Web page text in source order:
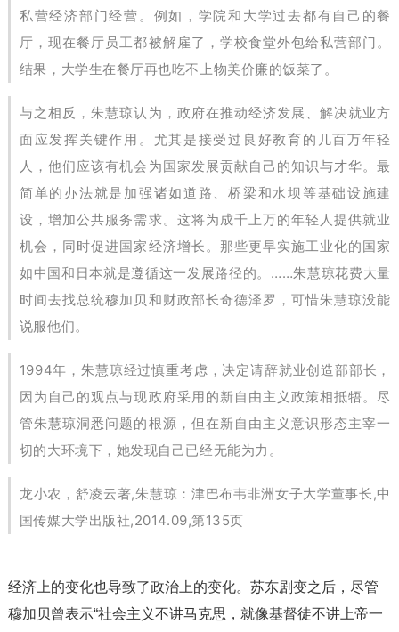
私营经济部门经营。例如，学院和大学过去都有自己的餐
厅，现在餐厅员工都被解雇了，学校食堂外包给私营部门。
结果，大学生在餐厅再也吃不上物美价廉的饭菜了。
与之相反，朱慧琼认为，政府在推动经济发展、解决就业方
面应发挥关键作用。尤其是接受过良好教育的几百万年轻
人，他们应该有机会为国家发展贡献自己的知识与才华。最
简单的办法就是加强诸如道路、桥梁和水坝等基础设施建
设，增加公共服务需求。这将为成千上万的年轻人提供就业
机会，同时促进国家经济增长。那些更早实施工业化的国家
如中国和日本就是遵循这一发展路径的。……朱慧琼花费大量
时间去找总统穆加贝和财政部长奇德泽罗，可惜朱慧琼没能
说服他们。
1994年，朱慧琼经过慎重考虑，决定请辞就业创造部部长，
因为自己的观点与现政府采用的新自由主义政策相抵牾。尽
管朱慧琼洞悉问题的根源，但在新自由主义意识形态主宰一
切的大环境下，她发现自己已经无能为力。
龙小农，舒凌云著,朱慧琼：津巴布韦非洲女子大学董事长,中
国传媒大学出版社,2014.09,第135页
经济上的变化也导致了政治上的变化。苏东剧变之后，尽管
穆加贝曾表示“社会主义不讲马克思，就像基督徒不讲上帝一